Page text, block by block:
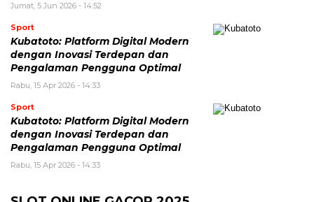
Jumat, 5 Jun 2026 - 14:52
Sport
Kubatoto: Platform Digital Modern
dengan Inovasi Terdepan dan
Pengalaman Pengguna Optimal
Rabu, 15 Apr 2026 - 14:33
Sport
Kubatoto: Platform Digital Modern
dengan Inovasi Terdepan dan
Pengalaman Pengguna Optimal
Rabu, 15 Apr 2026 - 14:33